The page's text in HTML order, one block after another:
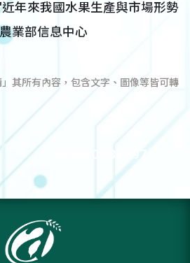
年來我國水果生產與市場形勢
業部信息中心
其所有內容，包含文字、圖像等皆可轉
94-03-01:31,897